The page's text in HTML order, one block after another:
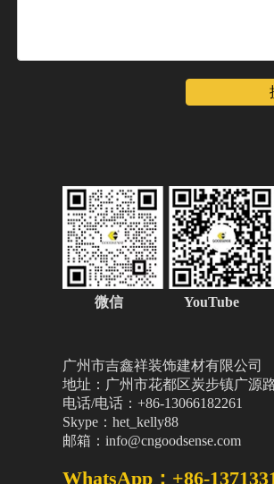
微信 YouTube
广州市吉鑫祥装饰建材有限公司
地址：广州市花都区炭步镇广源
电话/电话：+86-13066182261
Skype：het_kelly88
邮箱：info@cngoodsense.com
WhatsApp：+86-